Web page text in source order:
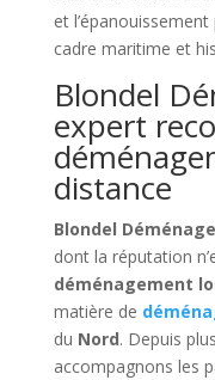
et
cadre maritime et
Blondel
expert
distance
Blondel
dont la réputation
déménagement
matière de
du Nord. Depuis
accompagnons les